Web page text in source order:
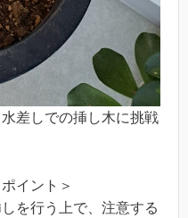
差しでの挿し木に挑戦
イント＞
を行う上で、注意する